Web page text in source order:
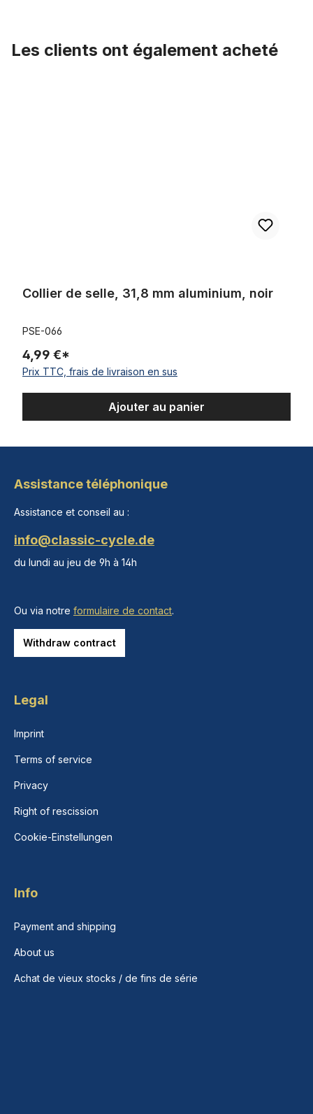
Les clients ont également acheté
Collier de selle, 31,8 mm aluminium, noir
PSE-066
4,99 €*
Prix TTC, frais de livraison en sus
Ajouter au panier
Assistance téléphonique
Assistance et conseil au :
info@classic-cycle.de
du lundi au jeu de 9h à 14h
Ou via notre formulaire de contact.
Withdraw contract
Legal
Imprint
Terms of service
Privacy
Right of rescission
Cookie-Einstellungen
Info
Payment and shipping
About us
Achat de vieux stocks / de fins de série